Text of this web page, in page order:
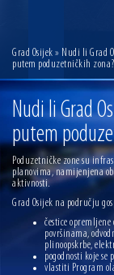
Grad Osijek » Nudi li Grad
putem poduzetničkih zona?
Nudi li Grad
putem
Poduzetničke zone su
planovima, namijenjena
aktivnosti.
Grad Osijek na području
čestice
površinama,
plinoopskrbe,
pogodnosti koje
vlastiti Program